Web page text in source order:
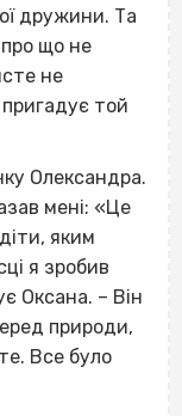
дружини. Та
що не
не
той
Олександра.
мені: «Це
яким
я зробив
Оксана. – Він
природи,
Все було